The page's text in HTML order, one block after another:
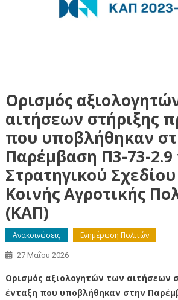
Ορισμός
αιτήσεων στήριξης
που υποβλήθηκαν
Παρέμβαση Π3-73-2.9
Στρατηγικού
Κοινής Αγροτικής
(ΚΑΠ)
Ανακοινώσεις Ενημέρωση Πολιτών
27 Μαΐου 2026
Ορισμός αξιολογητών των αιτήσεων
ένταξη που υποβλήθηκαν στην